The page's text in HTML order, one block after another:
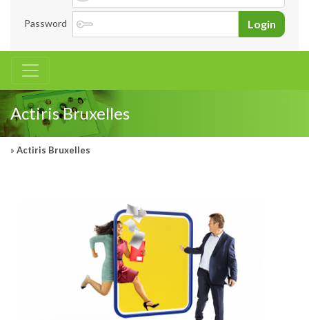
Password Login
Actiris Bruxelles
» Actiris Bruxelles